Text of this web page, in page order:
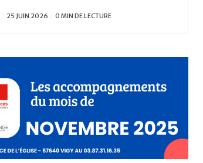
25 JUIN 2026 0 MIN DE LECTURE